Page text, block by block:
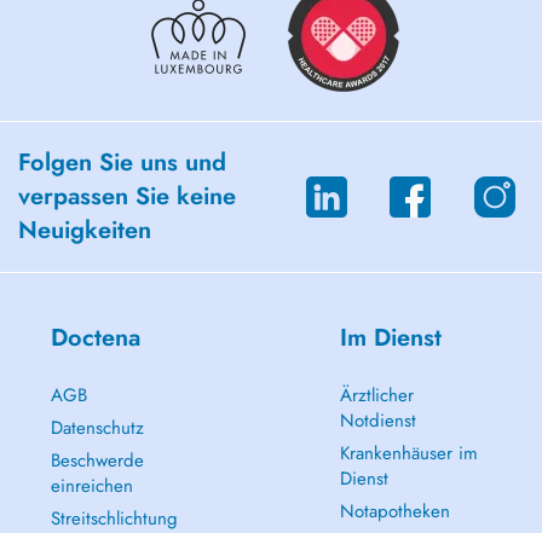
Folgen Sie uns und
verpassen Sie keine
Neuigkeiten
Doctena
AGB
Datenschutz
Beschwerde
einreichen
Streitschlichtung
Im Dienst
Ärztlicher
Notdienst
Krankenhäuser im
Dienst
Notapotheken